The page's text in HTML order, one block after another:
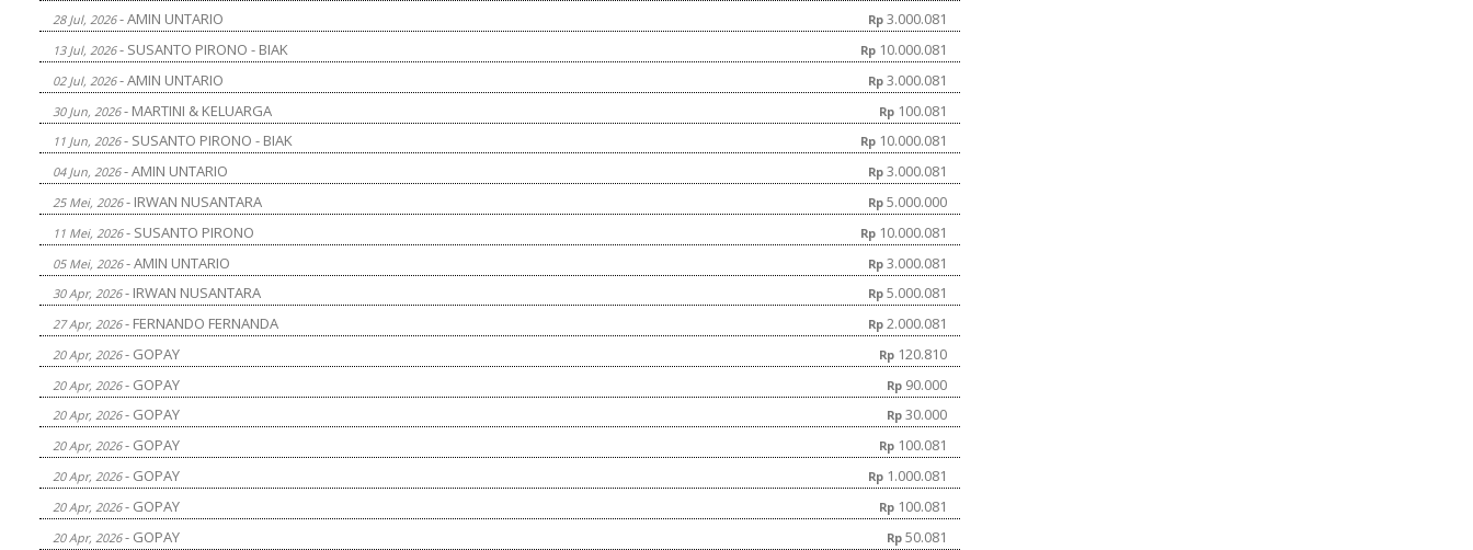
28 Jul, 2026- AMIN UNTARIO Rp 3.000.081
13 Jul, 2026- SUSANTO PIRONO - BIAK Rp 10.000.081
02 Jul, 2026- AMIN UNTARIO Rp 3.000.081
30 Jun, 2026- MARTINI & KELUARGA Rp 100.081
11 Jun, 2026- SUSANTO PIRONO - BIAK Rp 10.000.081
04 Jun, 2026- AMIN UNTARIO Rp 3.000.081
25 Mei, 2026- IRWAN NUSANTARA Rp 5.000.000
11 Mei, 2026- SUSANTO PIRONO Rp 10.000.081
05 Mei, 2026- AMIN UNTARIO Rp 3.000.081
30 Apr, 2026- IRWAN NUSANTARA Rp 5.000.081
27 Apr, 2026- FERNANDO FERNANDA Rp 2.000.081
20 Apr, 2026- GOPAY Rp 120.810
20 Apr, 2026- GOPAY Rp 90.000
20 Apr, 2026- GOPAY Rp 30.000
20 Apr, 2026- GOPAY Rp 100.081
20 Apr, 2026- GOPAY Rp 1.000.081
20 Apr, 2026- GOPAY Rp 100.081
20 Apr, 2026- GOPAY Rp 50.081